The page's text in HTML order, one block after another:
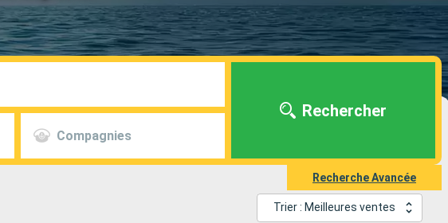
Compagnies
Rechercher
Recherche Avancée
Trier : Meilleures ventes